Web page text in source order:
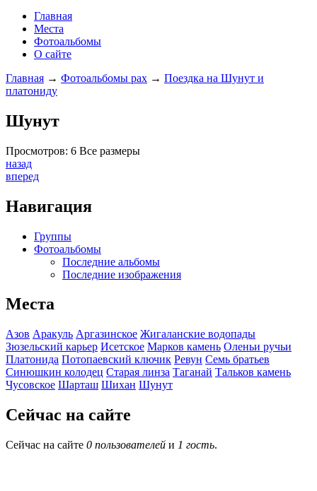
Главная
Места
Фотоальбомы
О сайте
Главная → Фотоальбомы pax → Поездка на Шунут и
платониду
Шунут
Просмотров: 6 Все размеры
назад
вперед
Навигация
Группы
Фотоальбомы
Последние альбомы
Последние изображения
Места
Азов Аракуль Аргазинское Жигаланские водопады
Зюзельский карьер Исетское Марков камень Оленьи ручьи
Платонида Потопаевский ключик Ревун Семь братьев
Синюшкин колодец Старая линза Таганай Тальков камень
Чусовское Шарташ Шихан Шунут
Сейчас на сайте
Сейчас на сайте 0 пользователей и 1 гость.